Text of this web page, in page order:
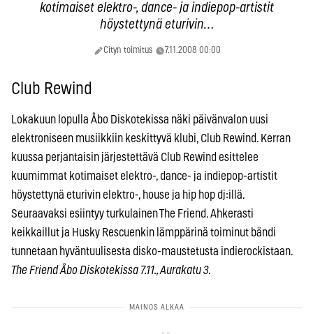
kotimaiset elektro-, dance- ja indiepop-artistit
höystettynä eturivin…
Cityn toimitus 7.11.2008 00:00
Club Rewind
Lokakuun lopulla Åbo Diskotekissa näki päivänvalon uusi
elektroniseen musiikkiin keskittyvä klubi, Club Rewind. Kerran
kuussa perjantaisin järjestettävä Club Rewind esittelee
kuumimmat kotimaiset elektro-, dance- ja indiepop-artistit
höystettynä eturivin elektro-, house ja hip hop dj:illä.
Seuraavaksi esiintyy turkulainen The Friend. Ahkerasti
keikkaillut ja Husky Rescuenkin lämppärinä toiminut bändi
tunnetaan hyväntuulisesta disko-maustetusta indierockistaan.
The Friend Åbo Diskotekissa 7.11., Aurakatu 3.